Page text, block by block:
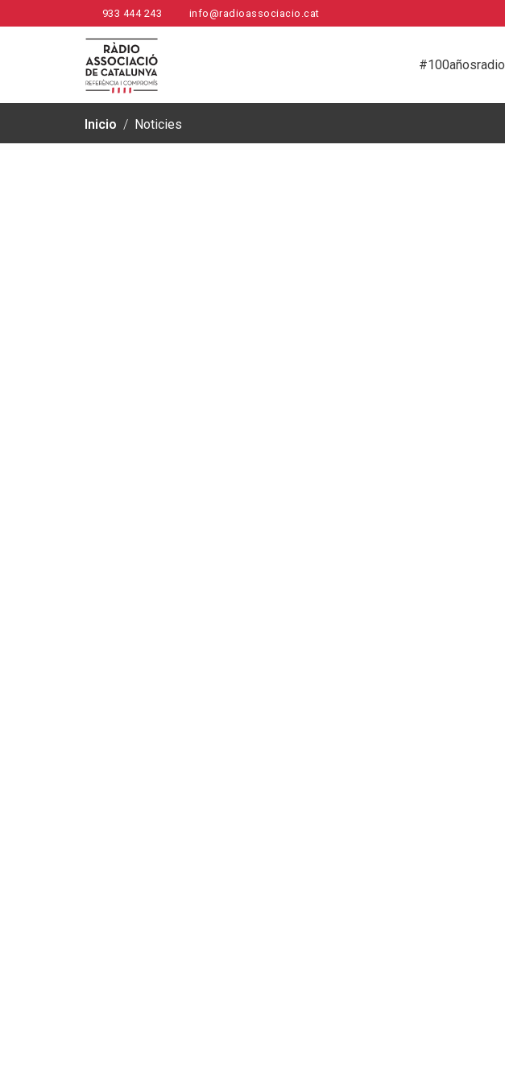
933 444 243 info@radioassociacio.cat
#100añosradio
Inicio / Noticies